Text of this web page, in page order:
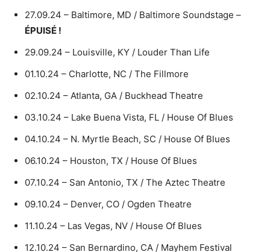
27.09.24 – Baltimore, MD / Baltimore Soundstage –
ÉPUISÉ !
29.09.24 – Louisville, KY / Louder Than Life
01.10.24 – Charlotte, NC / The Fillmore
02.10.24 – Atlanta, GA / Buckhead Theatre
03.10.24 – Lake Buena Vista, FL / House Of Blues
04.10.24 – N. Myrtle Beach, SC / House Of Blues
06.10.24 – Houston, TX / House Of Blues
07.10.24 – San Antonio, TX / The Aztec Theatre
09.10.24 – Denver, CO / Ogden Theatre
11.10.24 – Las Vegas, NV / House Of Blues
12.10.24 – San Bernardino, CA / Mayhem Festival